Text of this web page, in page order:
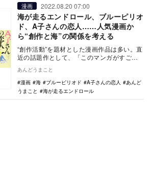
漫画 2022.08.20 07:00
海が走るエンドロール、ブルーピリオ
ド、A子さんの恋人……人気漫画か
ら“創作と海”の関係を考える
“創作活動”を題材とした漫画作品は多い。直
近の話題作として、「このマンガがすご
『海が…
あんどうまこと
漫画
海 ブルーピリオド A子さんの恋人
あんど
うまこと
海が走るエンドロール